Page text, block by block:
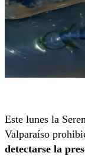
Este lunes la
Valparaíso
detectarse la